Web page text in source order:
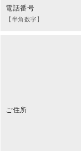
電話番号
【半角数字】
ご住所